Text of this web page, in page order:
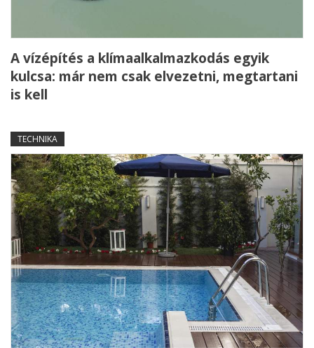
A vízépítés a klímaalkalmazkodás egyik
kulcsa: már nem csak elvezetni, megtartani
is kell
TECHNIKA